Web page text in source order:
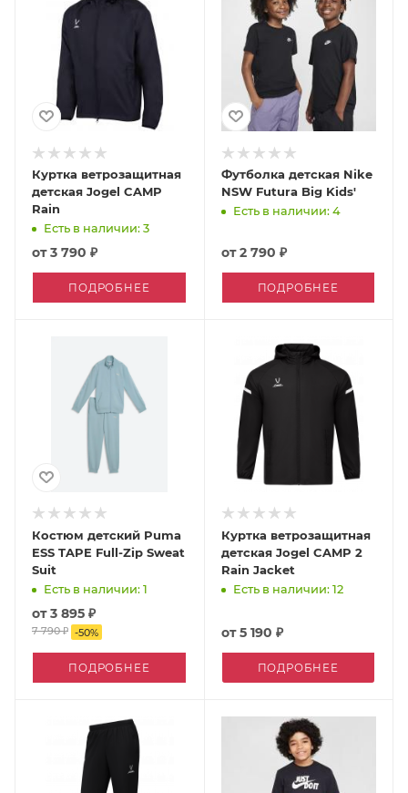
Куртка ветрозащитная
детская Jogel CAMP
Rain
Есть в наличии: 3
от3 790 ₽
ПОДРОБНЕЕ
Футболка детская Nike
NSW Futura Big Kids'
Есть в наличии: 4
от2 790 ₽
ПОДРОБНЕЕ
Костюм детский Puma
ESS TAPE Full-Zip Sweat
Suit
Есть в наличии: 1
от3 895 ₽
7 790 ₽ -50%
ПОДРОБНЕЕ
Куртка ветрозащитная
детская Jogel CAMP 2
Rain Jacket
Есть в наличии: 12
от5 190 ₽
ПОДРОБНЕЕ